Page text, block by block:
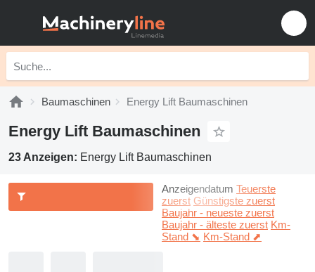
Baumaschinen Energy Lift Baumaschinen
Energy Lift Baumaschinen
23 Anzeigen: Energy Lift Baumaschinen
Anzeigendatum Teuerste
zuerst Günstigste zuerst
Baujahr - neueste zuerst
Baujahr - älteste zuerst Km-
Stand ⬊ Km-Stand ⬈